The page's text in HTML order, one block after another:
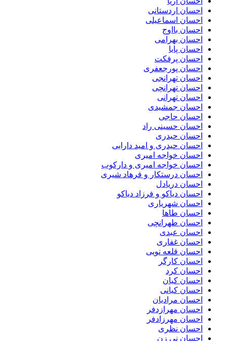
احسان اردستانی
احسان اسماعیلی
احسان بااوج
احسان بهرامی
احسان پایا
احسان پرفکت
احسان پورجعفری
احسان تهرانجی
احسان تهرانچی
احسان تهرانی
احسان جمشیدی
احسان حاجی
احسان حسینی راد
احسان حیدری
احسان حیدری و امید دارابی
احسان خواجه امیری
احسان خواجه امیری و دارکوب
احسان درستكار و فرهاد شيرى
احسان دریادل
احسان دیاکو و فرزاد دیاکو
احسان شهریاری
احسان طاها
احسان طهرانچی
احسان عبدی
احسان غفاری
احسان قلعه نویی
احسان کارگر
احسان کرد
احسان کیان
احسان کیانی
احسان مرادیان
احسان مهرازدفر
احسان مهرزادفر
احسان نظری
احسان نی زن